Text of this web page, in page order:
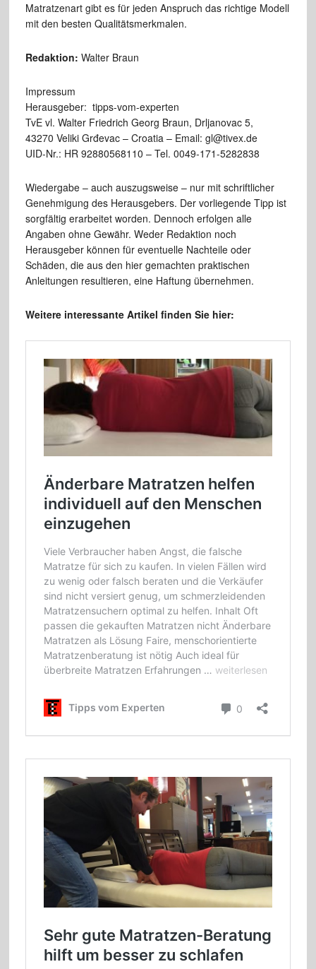
Matratzenart gibt es für jeden Anspruch das richtige Modell
mit den besten Qualitätsmerkmalen.
Redaktion: Walter Braun
Impressum
Herausgeber: tipps-vom-experten
TvE vl. Walter Friedrich Georg Braun, Drljanovac 5,
43270 Veliki Grđevac – Croatia – Email: gl@tivex.de
UID-Nr.: HR 92880568110 – Tel. 0049-171-5282838
Wiedergabe – auch auszugsweise – nur mit schriftlicher
Genehmigung des Herausgebers. Der vorliegende Tipp ist
sorgfältig erarbeitet worden. Dennoch erfolgen alle
Angaben ohne Gewähr. Weder Redaktion noch
Herausgeber können für eventuelle Nachteile oder
Schäden, die aus den hier gemachten praktischen
Anleitungen resultieren, eine Haftung übernehmen.
Weitere interessante Artikel finden Sie hier: